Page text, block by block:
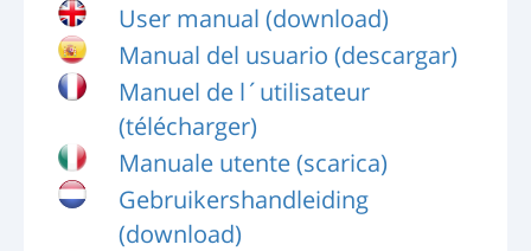
Korjausaikataulut/Varusteet
Special Tools
Vianmääritysvälineet
ECU:n uudelleenohjelmointi
Pelasta materiaali
SISÄÄNKIRJAUS
REKISTERÖINTI
User manual (download)
Manual del usuario (descargar)
Manuel de l´utilisateur
(télécharger)
Manuale utente (scarica)
Gebruikershandleiding
(download)